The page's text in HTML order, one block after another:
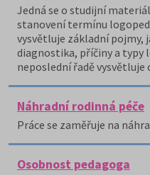
Jedná se o studijní
stanovení termínu
vysvětluje základní pojmy,
diagnostika, příčiny a typy
neposlední řadě vysvětluje
Náhradní rodinná péče
Práce se zaměřuje na
Osobnost pedagoga